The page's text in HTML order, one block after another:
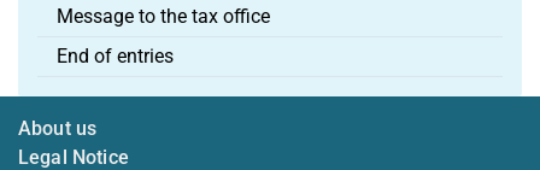
Message to the tax office
End of entries
About us
Legal Notice